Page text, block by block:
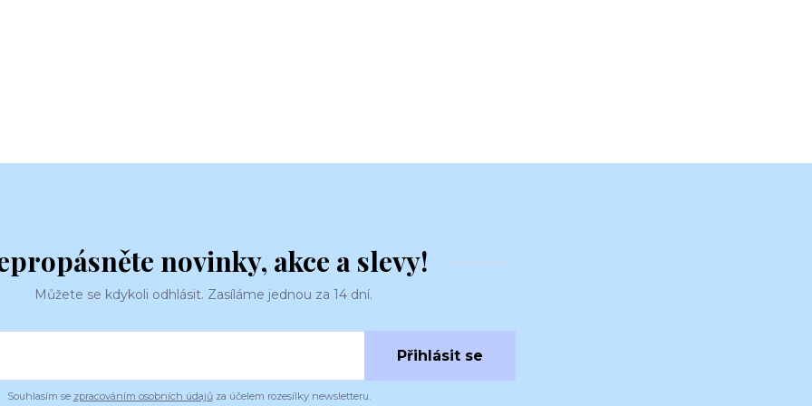
novinky, akce a slevy!
Můžete se kdykoli odhlásit. Zasíláme jednou za 14 dní.
Přihlásit se
Souhlasím se zpracováním osobních údajůza účelem rozesílky newsletteru.